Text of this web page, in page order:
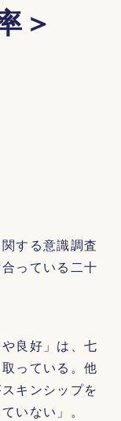
＞
する意識調査
っている二十
良好」は、七
っている。他
キンシップを
いない」。